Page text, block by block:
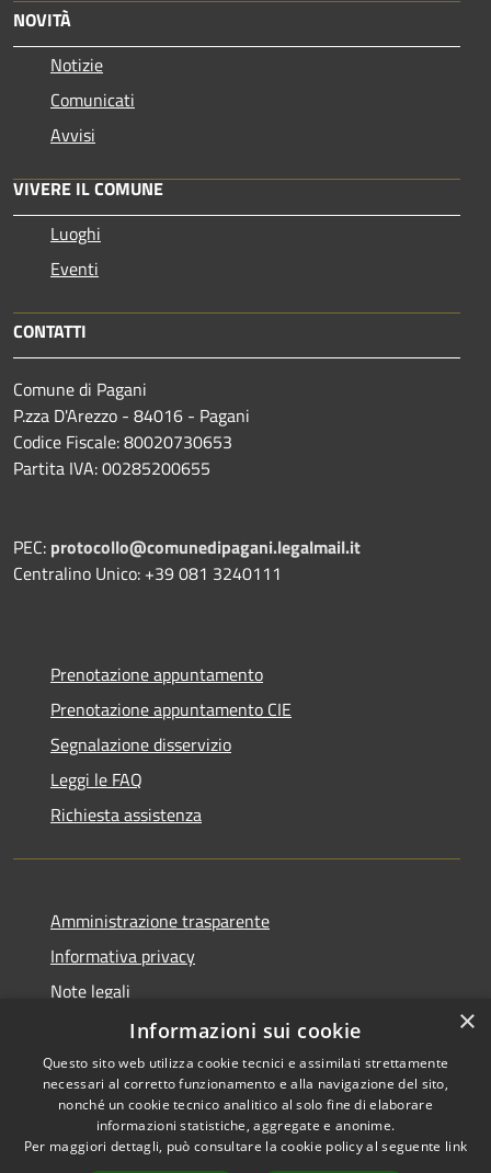
NOVITÀ
Notizie
Comunicati
Avvisi
VIVERE IL COMUNE
Luoghi
Eventi
CONTATTI
Comune di Pagani
P.zza D'Arezzo - 84016 - Pagani
Codice Fiscale: 80020730653
Partita IVA: 00285200655
PEC: protocollo@comunedipagani.legalmail.it
Centralino Unico: +39 081 3240111
Prenotazione appuntamento
Prenotazione appuntamento CIE
Segnalazione disservizio
Leggi le FAQ
Richiesta assistenza
Amministrazione trasparente
Informativa privacy
Note legali
Dichiarazione di accessibilità
RSS
Accessibilità
Copyright © 2026 • Comune di
×
Informazioni sui cookie
Questo sito web utilizza cookie tecnici e assimilati strettamente
necessari al corretto funzionamento e alla navigazione del sito,
nonché un cookie tecnico analitico al solo fine di elaborare
informazioni statistiche, aggregate e anonime.
Per maggiori dettagli, può consultare la cookie policy al seguente link